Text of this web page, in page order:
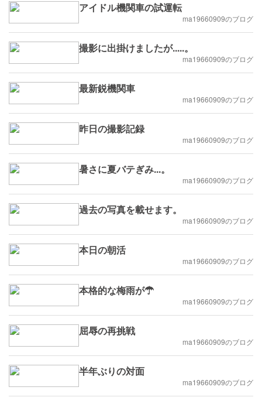
アイドル機関車の試運転
ma19660909のブログ
撮影に出掛けましたが.....。
ma19660909のブログ
最新鋭機関車
ma19660909のブログ
昨日の撮影記録
ma19660909のブログ
暑さに夏バテぎみ...。
ma19660909のブログ
過去の写真を載せます。
ma19660909のブログ
本日の朝活
ma19660909のブログ
本格的な梅雨が☂
ma19660909のブログ
屈辱の再挑戦
ma19660909のブログ
半年ぶりの対面
ma19660909のブログ